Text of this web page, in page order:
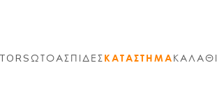
ΩΤΟΑΣΠΙΔΕΣΚΑΤΑΣΤΗΜΑΚΑΛΑΘΙ